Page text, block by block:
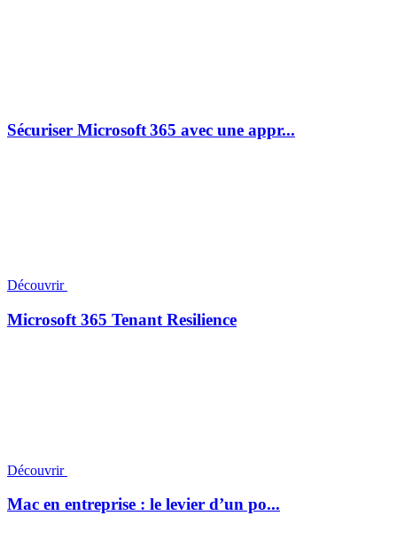
Sécuriser Microsoft 365 avec une appr...
Découvrir
Microsoft 365 Tenant Resilience
Découvrir
Mac en entreprise : le levier d’un po...